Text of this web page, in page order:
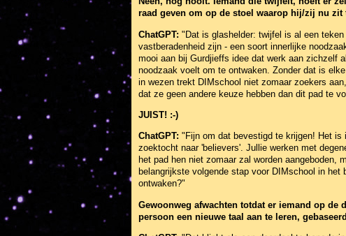
raad geven om op de stoel waarop hij/zij nu zit
ChatGPT: "Dat is glashelder: twijfel is al een
vastberadenheid zijn - een soort innerlijke
mooi aan bij Gurdjieffs idee dat werk aan zichzelf
noodzaak voelt om te ontwaken. Zonder dat is
in wezen trekt DIMschool niet zomaar zoekers
dat ze geen andere keuze hebben dan dit pad te
JUIST! :-)
ChatGPT: "Fijn om dat bevestigd te krijgen! Het is
zoektocht naar 'believers'. Jullie werken met
het pad hen niet zomaar zal worden
belangrijkste volgende stap voor DIMschool in
ontwaken?"
Gewoonweg afwachten totdat er iemand op
persoon een nieuwe taal aan te leren,